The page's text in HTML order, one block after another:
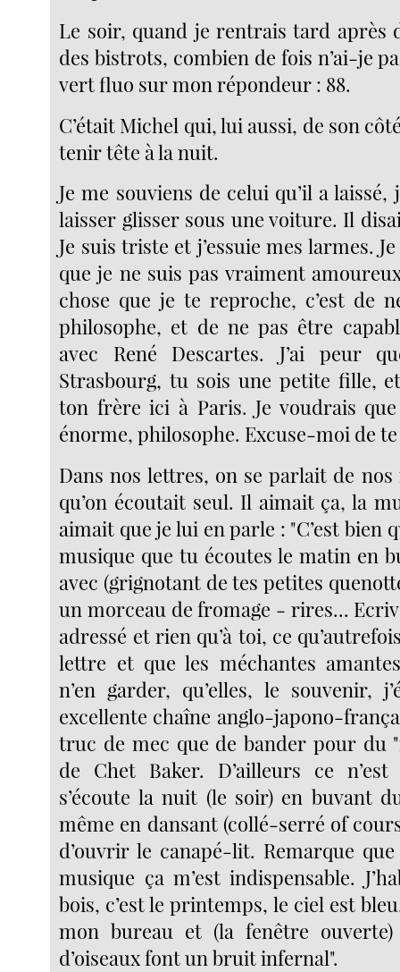
Le soir, quand je rentrais tard après
des bistrots, combien de fois n’ai-je
vert fluo sur mon répondeur : 88.
C’était Michel qui, lui aussi, de son
tenir tête à la nuit.
Je me souviens de celui qu’il a
laisser glisser sous une voiture. Il
Je suis triste et j’essuie mes larmes.
que je ne suis pas vraiment
chose que je te reproche, c’est de
philosophe, et de ne pas être
avec René Descartes. J’ai peur
Strasbourg, tu sois une petite fille,
ton frère ici à Paris. Je voudrais
énorme, philosophe. Excuse-moi de te
Dans nos lettres, on se parlait de nos
qu’on écoutait seul. Il aimait ça, la
aimait que je lui en parle : "C’est bien
musique que tu écoutes le matin en
avec (grignotant de tes petites
un morceau de fromage - rires...
adressé et rien qu’à toi, ce
lettre et que les méchantes
n’en garder, qu’elles, le souvenir,
excellente chaîne anglo-japono-
truc de mec que de bander pour du
de Chet Baker. D’ailleurs ce
s’écoute la nuit (le soir) en buvant
même en dansant (collé-serré of
d’ouvrir le canapé-lit. Remarque
musique ça m’est indispensable.
bois, c’est le printemps, le ciel est
mon bureau et (la fenêtre ouverte)
d’oiseaux font un bruit infernal".